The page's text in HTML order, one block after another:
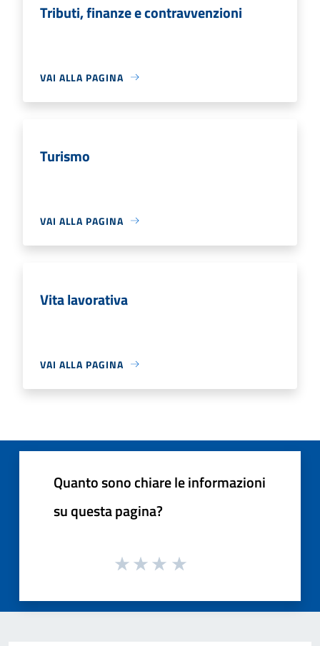
Tributi, finanze e contravvenzioni
VAI ALLA PAGINA
Turismo
VAI ALLA PAGINA
Vita lavorativa
VAI ALLA PAGINA
Quanto sono chiare le informazioni
su questa pagina?